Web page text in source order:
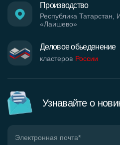
Деловое обьеденение
кластеров России
Производство
Республика Татарстан,
«Лаишево»
Узнавайте о